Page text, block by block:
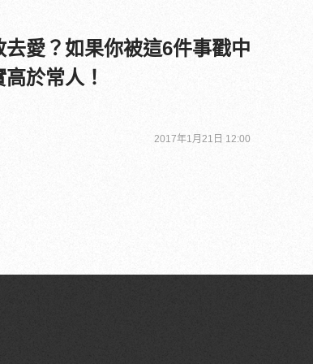
愛？如果你被這6件事戳中
於常人！
2017年1月21日 12:00